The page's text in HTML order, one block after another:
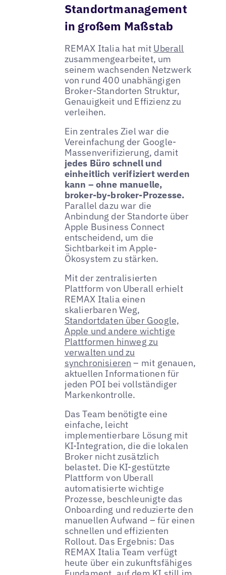
Standortmanagement
in großem Maßstab
REMAX Italia hat mit Uberall
zusammengearbeitet, um
seinem wachsenden Netzwerk
von rund 400 unabhängigen
Broker-Standorten Struktur,
Genauigkeit und Effizienz zu
verleihen.
Ein zentrales Ziel war die
Vereinfachung der Google-
Massenverifizierung, damit
jedes Büro schnell und
einheitlich verifiziert werden
kann – ohne manuelle,
broker-by-broker-Prozesse.
Parallel dazu war die
Anbindung der Standorte über
Apple Business Connect
entscheidend, um die
Sichtbarkeit im Apple-
Ökosystem zu stärken.
Mit der zentralisierten
Plattform von Uberall erhielt
REMAX Italia einen
skalierbaren Weg,
Standortdaten über Google,
Apple und andere wichtige
Plattformen hinweg zu
verwalten und zu
synchronisieren – mit genauen,
aktuellen Informationen für
jeden POI bei vollständiger
Markenkontrolle.
Das Team benötigte eine
einfache, leicht
implementierbare Lösung mit
KI-Integration, die die lokalen
Broker nicht zusätzlich
belastet. Die KI-gestützte
Plattform von Uberall
automatisierte wichtige
Prozesse, beschleunigte das
Onboarding und reduzierte den
manuellen Aufwand – für einen
schnellen und effizienten
Rollout. Das Ergebnis: Das
REMAX Italia Team verfügt
heute über ein zukunftsfähiges